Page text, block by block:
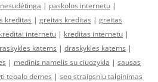
| paskolos internetu |
kreditas | greitas kreditas | greitas
internetu | kreditas internetu |
katems | draskykles katems |
| medinis namelis su ciuozykla | sausas
tepalo demes | seo straipsniu talpinimas